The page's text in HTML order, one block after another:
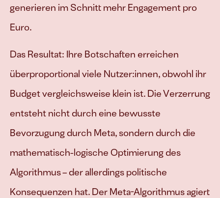
generieren im Schnitt mehr Engagement pro
Euro.
Das Resultat: Ihre Botschaften erreichen
überproportional viele Nutzer:innen, obwohl ihr
Budget vergleichsweise klein ist. Die Verzerrung
entsteht nicht durch eine bewusste
Bevorzugung durch Meta, sondern durch die
mathematisch-logische Optimierung des
Algorithmus – der allerdings politische
Konsequenzen hat. Der Meta-Algorithmus agiert